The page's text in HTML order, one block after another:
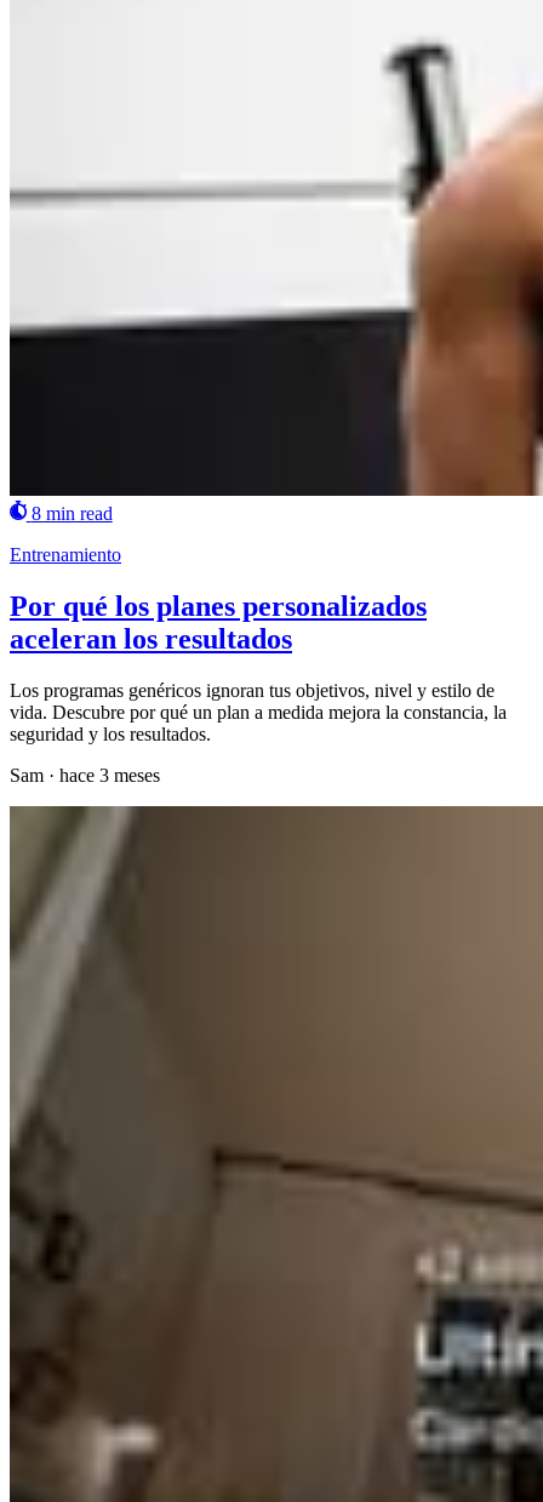
8 min read
Entrenamiento
Por qué los planes personalizados
aceleran los resultados
Los programas genéricos ignoran tus objetivos, nivel y estilo de
vida. Descubre por qué un plan a medida mejora la constancia, la
seguridad y los resultados.
Sam · hace 3 meses